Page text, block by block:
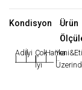
Kondisyon
Adilİyi
|
Çok
İyi
Harika
|
Ürün